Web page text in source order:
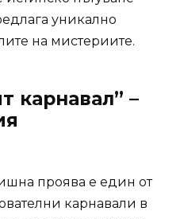
уникално
на мистериите.
карнавал” –
проява е един от
карнавали в